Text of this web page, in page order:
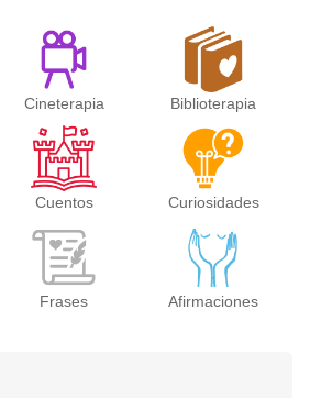
Cineterapia Biblioterapia
Cuentos Curiosidades
Frases Afirmaciones